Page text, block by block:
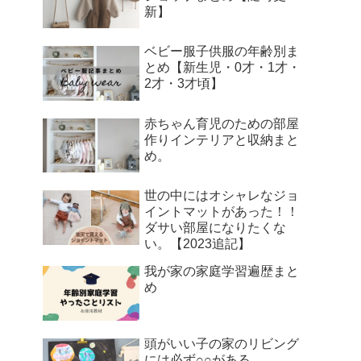
新】
ベビー服子供服の年齢別ま
とめ【新生児・0才・1才・
2才・3才頃】
赤ちゃん育児のための部屋
作りインテリアと収納まと
め。
世の中にはオシャレなジョ
イントマットがあった！！
ダサい部屋になりたくな
い。【2023追記】
我が家の家庭学習遍歴まと
め
頭がいい子の家のリビング